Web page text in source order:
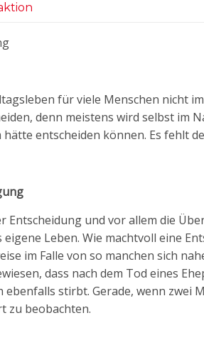
für viele Menschen nicht
denn meistens wird selbst im
entscheiden können. Es fehlt
Entscheidung und vor allem die
Leben. Wie machtvoll eine
im Falle von so manchen sich
dass nach dem Tod eines
ebenfalls stirbt. Gerade, wenn
zu beobachten.